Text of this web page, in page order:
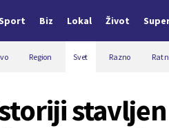
Biz Lokal Život
Region Svet Razno Rat